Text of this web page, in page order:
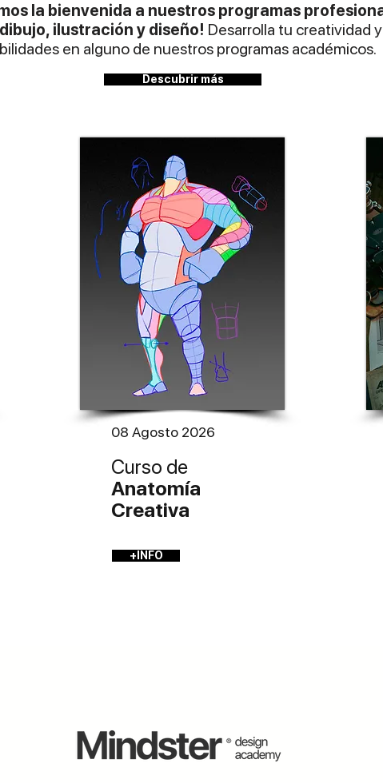
la bienvenida a nuestros programas
ilustración y diseño! Desarrolla tu creatividad y
en alguno de nuestros programas académicos.
Descubrir más
08 Agosto 2026​
Curso de
Anatomía
Creativa
+INFO